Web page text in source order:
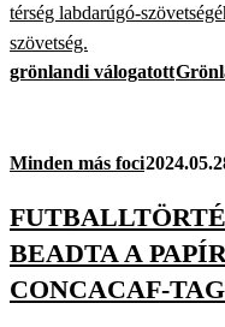
térség labdarúgó-
szövetség.
grönlandi válogatott
Minden más foci
BEADTA A
CONCACAF-